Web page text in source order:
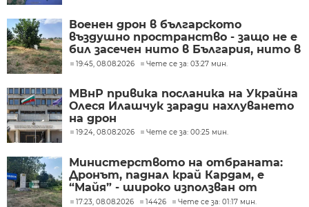
Военен дрон в българското
въздушно пространство - защо не е
бил засечен нито в България, нито в
Румъния?
19:45, 08.08.2026 Чете се за: 03:27 мин.
МВнР привика посланика на Украйна
Олеся Илашчук заради нахлуването
на дрон
19:24, 08.08.2026 Чете се за: 00:25 мин.
Министерството на отбраната:
Дронът, паднал край Кардам, е
“Майя” - широко използван от
украинската армия
17:23, 08.08.2026 14426 Чете се за: 01:17 мин.